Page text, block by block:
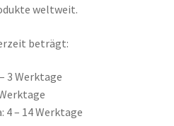
weltweit.
beträgt:
3 Werktage
4 – 14 Werktage